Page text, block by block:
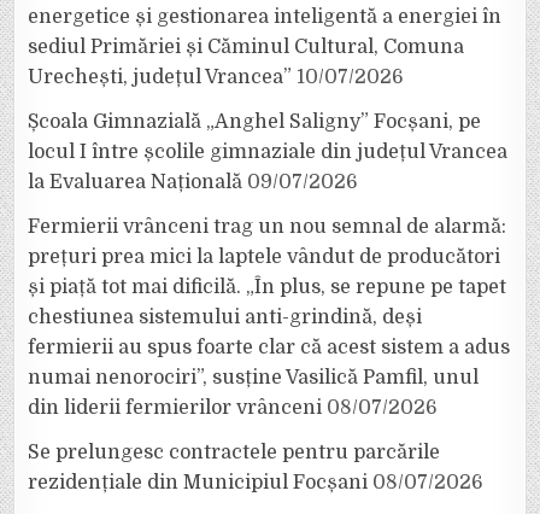
energetice și gestionarea inteligentă a energiei în
sediul Primăriei și Căminul Cultural, Comuna
Urechești, județul Vrancea” 10/07/2026
Școala Gimnazială „Anghel Saligny” Focșani, pe
locul I între școlile gimnaziale din județul Vrancea
la Evaluarea Națională 09/07/2026
Fermierii vrânceni trag un nou semnal de alarmă:
prețuri prea mici la laptele vândut de producători
și piață tot mai dificilă. „În plus, se repune pe tapet
chestiunea sistemului anti-grindină, deși
fermierii au spus foarte clar că acest sistem a adus
numai nenorociri”, susține Vasilică Pamfil, unul
din liderii fermierilor vrânceni 08/07/2026
Se prelungesc contractele pentru parcările
rezidențiale din Municipiul Focșani 08/07/2026